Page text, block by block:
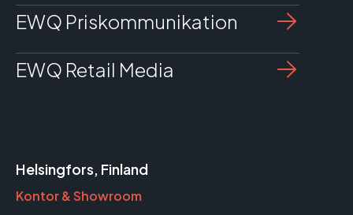
EWQ Priskommunikation
EWQ Retail Media
Helsingfors, Finland
Kontor & Showroom